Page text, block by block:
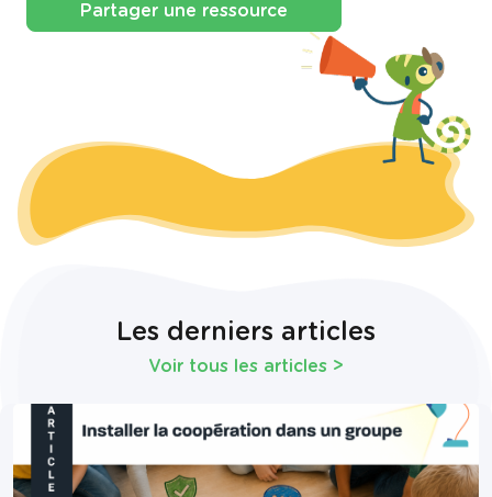
Partager une ressource
Les derniers articles
Voir tous les articles >